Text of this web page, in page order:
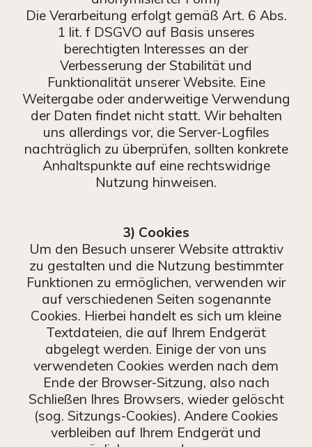
Die Verarbeitung erfolgt gemäß Art. 6 Abs.
1 lit. f DSGVO auf Basis unseres
berechtigten Interesses an der
Verbesserung der Stabilität und
Funktionalität unserer Website. Eine
Weitergabe oder anderweitige Verwendung
der Daten findet nicht statt. Wir behalten
uns allerdings vor, die Server-Logfiles
nachträglich zu überprüfen, sollten konkrete
Anhaltspunkte auf eine rechtswidrige
Nutzung hinweisen.
3) Cookies
Um den Besuch unserer Website attraktiv
zu gestalten und die Nutzung bestimmter
Funktionen zu ermöglichen, verwenden wir
auf verschiedenen Seiten sogenannte
Cookies. Hierbei handelt es sich um kleine
Textdateien, die auf Ihrem Endgerät
abgelegt werden. Einige der von uns
verwendeten Cookies werden nach dem
Ende der Browser-Sitzung, also nach
Schließen Ihres Browsers, wieder gelöscht
(sog. Sitzungs-Cookies). Andere Cookies
verbleiben auf Ihrem Endgerät und